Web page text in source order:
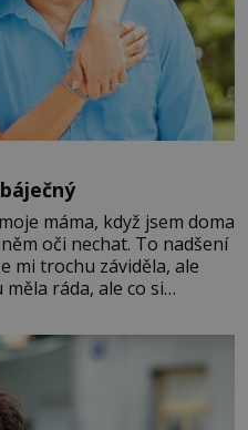
máma, když jsem doma
oči nechat. To nadšení
mi trochu záviděla, ale
ráda, ale co si
jiná doba, když